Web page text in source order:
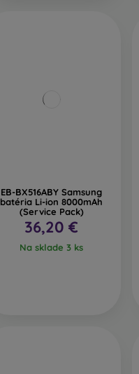
EB-BX516ABY Samsung
batéria Li-ion 8000mAh
(Service Pack)
36,20 €
Na sklade 3 ks